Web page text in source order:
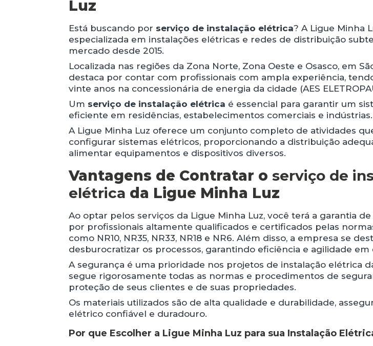
Luz
Está buscando por serviço de instalação elétrica? A Ligue Minha
especializada em instalações elétricas e redes de distribuição
mercado desde 2015.
Localizada nas regiões da Zona Norte, Zona Oeste e Osasco, em
destaca por contar com profissionais com ampla experiência,
vinte anos na concessionária de energia da cidade (AES
Um serviço de instalação elétrica é essencial para garantir um
eficiente em residências, estabelecimentos comerciais e indústrias.
A Ligue Minha Luz oferece um conjunto completo de atividades
configurar sistemas elétricos, proporcionando a distribuição
alimentar equipamentos e dispositivos diversos.
Vantagens de Contratar oserviço de
elétrica da Ligue Minha Luz
Ao optar pelos serviços da Ligue Minha Luz, você terá a garantia
por profissionais altamente qualificados e certificados pelas
como NR10, NR35, NR33, NR18 e NR6. Além disso, a empresa se
desburocratizar os processos, garantindo eficiência e agilidade em
A segurança é uma prioridade nos projetos de instalação elétrica
segue rigorosamente todas as normas e procedimentos de
proteção de seus clientes e de suas propriedades.
Os materiais utilizados são de alta qualidade e durabilidade,
elétrico confiável e duradouro.
Por que Escolher a Ligue Minha Luz para sua Instalação